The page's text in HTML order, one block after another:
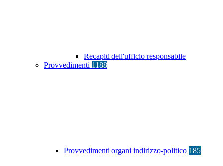
Recapiti dell'ufficio responsabile
Provvedimenti 1188
Provvedimenti organi indirizzo-politico 185